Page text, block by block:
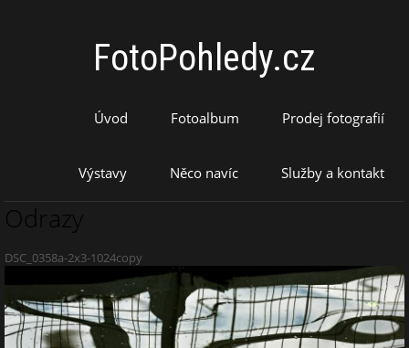
FotoPohledy.cz
Úvod Fotoalbum Prodej fotografií
Výstavy Něco navíc Služby a kontakt
Odrazy
DSC_0358a-2x3-1024copy